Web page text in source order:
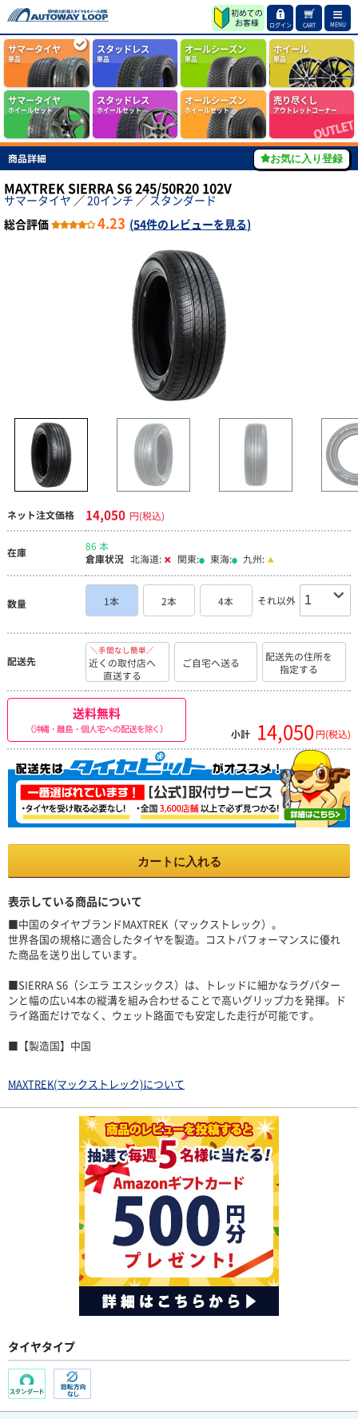
ログイン CART MENU
サマータイヤ
単品
スタッドレス
単品
オールシーズン
単品
ホイール
単品
サマータイヤ
ホイールセット
スタッドレス
ホイールセット
オールシーズン
ホイールセット
売り尽くし
アウトレットコーナー
商品詳細 お気に入り登録
MAXTREK SIERRA S6 245/50R20 102V
サマータイヤ ／20インチ ／ スタンダード
総合評価
4.23 (54件のレビューを見る)
ネット注文価格 14,050 円(税込)
在庫
86 本
倉庫状況 北海道: 関東: 東海: 九州:
数量 1本 2本 4本 それ以外
配送先
＼手間なし簡単／
近くの取付店へ
直送する
ご自宅へ送る
配送先の住所を
指定する
送料無料
（沖縄・離島・個人宅への配送を除く） 小計 14,050 円(税込)
カートに入れる
表示している商品について
■中国のタイヤブランドMAXTREK（マックストレック）。
世界各国の規格に適合したタイヤを製造。コストパフォーマンスに優れ
た商品を送り出しています。
■SIERRA S6（シエラ エスシックス）は、トレッドに細かなラグパター
ンと幅の広い4本の縦溝を組み合わせることで高いグリップ力を発揮。ド
ライ路面だけでなく、ウェット路面でも安定した走行が可能です。
■【製造国】中国
MAXTREK(マックストレック)について
タイヤタイプ